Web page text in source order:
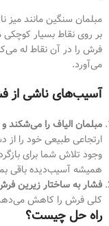
مبلمان سنگین مانند میز
بر روی نقاط بسیار کوچکی
فرش را در آن نقاط له
می‌آورد.
آسیب‌های ناشی از
مبلمان الیاف را می‌شکند
ارتجاعی طبیعی خود را
وجود تلاش شما برای
همیشه آسیب‌دیده باقی
فشار به ساختار زیرین
کلی فرش را کاهش
راه حل چیست؟